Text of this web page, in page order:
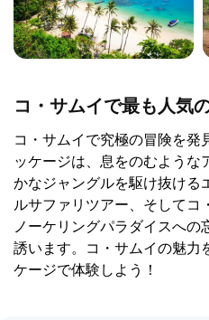
コ・サムイで最も人気
コ・サムイで究極の冒険を
ッケージは、息をのむような
かなジャングルを駆け抜ける
ルサファリツアー、そしてコ
ノーケリングパラダイスへ
誘います。コ・サムイの魅力
ケージで体験しよう！